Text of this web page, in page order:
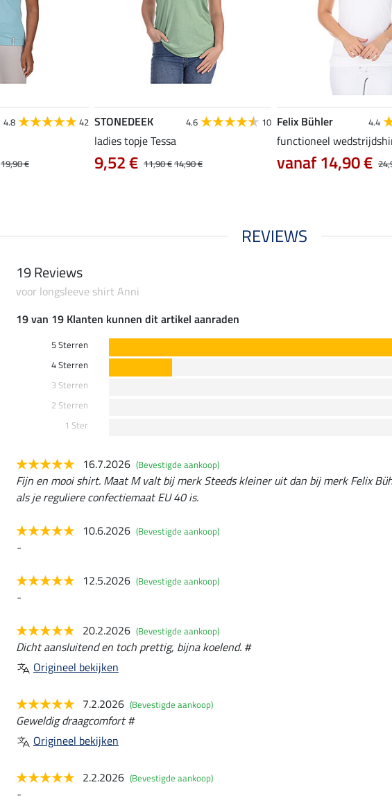
4.8 42
19,90 €
STONEDEEK 4.6 10
ladies topje Tessa
11,90 €14,90 €
9,52 €
Felix Bühler 4.4
functioneel
vanaf 14,90 €
REVIEWS
19 Reviews
voor longsleeve shirt Anni
19 van 19 Klanten kunnen dit artikel aanraden
5 Sterren
4 Sterren
3 Sterren
2 Sterren
1 Ster
16.7.2026 (Bevestigde aankoop)
Fijn en mooi shirt. Maat M valt bij merk Steeds kleiner uit dan bij merk Felix
als je reguliere confectiemaat EU 40 is.
10.6.2026 (Bevestigde aankoop)
-
12.5.2026 (Bevestigde aankoop)
-
20.2.2026 (Bevestigde aankoop)
Dicht aansluitend en toch prettig, bijna koelend. #
Origineel bekijken
7.2.2026 (Bevestigde aankoop)
Geweldig draagcomfort #
Origineel bekijken
2.2.2026 (Bevestigde aankoop)